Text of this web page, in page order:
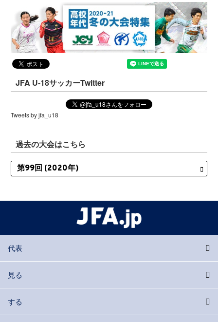
JFA U-18サッカーTwitter
Tweets by jfa_u18
過去の大会はこちら
代表
見る
する